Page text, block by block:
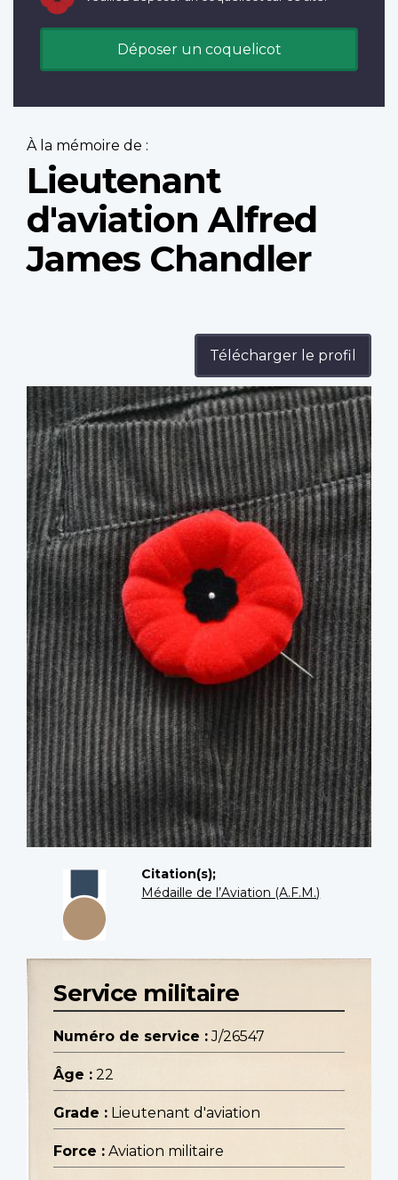
Déposer un coquelicot
À la mémoire de :
Lieutenant
d'aviation Alfred
James Chandler
Télécharger le profil
Profile
image
Citation(s);
Médaille de l’Aviation (A.F.M.)
Service militaire
Numéro de service : J/26547
Âge : 22
Grade : Lieutenant d'aviation
Force : Aviation militaire